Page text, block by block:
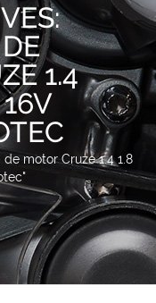
1.4
motor Cruze 1.4 1.8